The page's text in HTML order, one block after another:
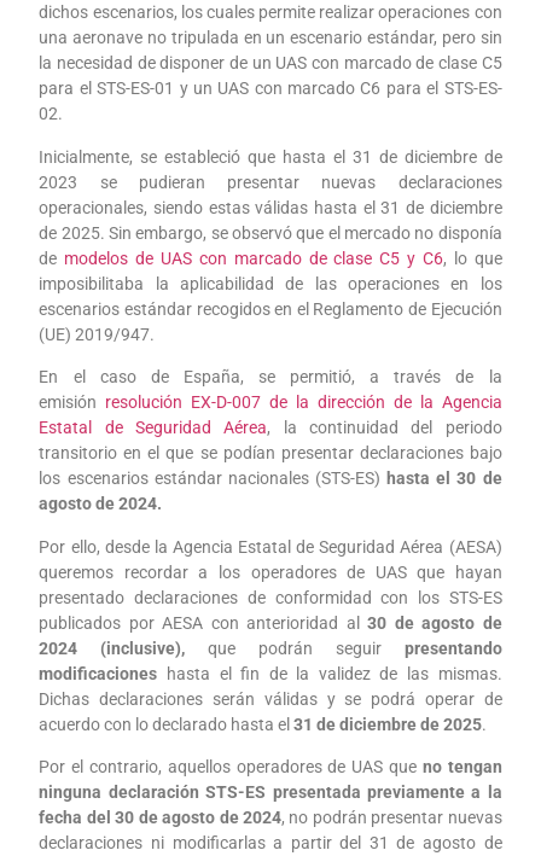
dichos escenarios, los cuales permite realizar operaciones con
una aeronave no tripulada en un escenario estándar, pero sin
la necesidad de disponer de un UAS con marcado de clase C5
para el STS-ES-01 y un UAS con marcado C6 para el STS-ES-
02.
Inicialmente, se estableció que hasta el 31 de diciembre de
2023 se pudieran presentar nuevas declaraciones
operacionales, siendo estas válidas hasta el 31 de diciembre
de 2025. Sin embargo, se observó que el mercado no disponía
de modelos de UAS con marcado de clase C5 y C6, lo que
imposibilitaba la aplicabilidad de las operaciones en los
escenarios estándar recogidos en el Reglamento de Ejecución
(UE) 2019/947.
En el caso de España, se permitió, a través de la
emisión resolución EX-D-007 de la dirección de la Agencia
Estatal de Seguridad Aérea, la continuidad del periodo
transitorio en el que se podían presentar declaraciones bajo
los escenarios estándar nacionales (STS-ES) hasta el 30 de
agosto de 2024.
Por ello, desde la Agencia Estatal de Seguridad Aérea (AESA)
queremos recordar a los operadores de UAS que hayan
presentado declaraciones de conformidad con los STS-ES
publicados por AESA con anterioridad al30 de agosto de
2024 (inclusive), que podrán seguir presentando
modificaciones hasta el fin de la validez de las mismas.
Dichas declaraciones serán válidas y se podrá operar de
acuerdo con lo declarado hasta el31 de diciembre de 2025.
Por el contrario, aquellos operadores de UAS que no tengan
ninguna declaración STS-ES presentada previamente a la
fecha del 30 de agosto de 2024, no podrán presentar nuevas
declaraciones ni modificarlas a partir del 31 de agosto de